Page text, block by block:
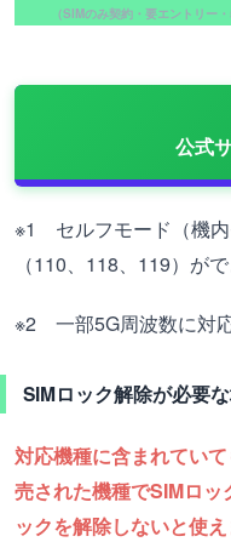
（SIMのみ契約・要エントリー
公式
※1 セルフモード（機内
（110、118、119）がで
※2 一部5G周波数に対
SIMロック解除が必要
対応機種に含まれてい
売された機種でSIMロ
ックを解除しないと使え